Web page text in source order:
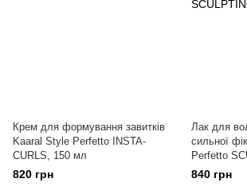
Крем для формування завитків
Kaaral Style Perfetto INSTA-
CURLS, 150 мл
820 грн
Лак для
сильної
Perfetto
840 грн